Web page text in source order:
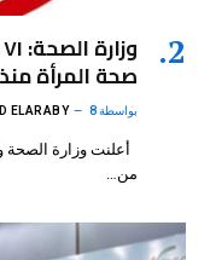
صحة المرأة
بواسطة ELARABY 8 أغسطس، 2026
من…